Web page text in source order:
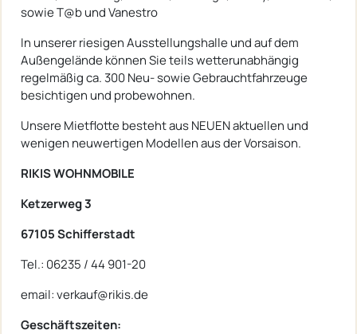
sowie T@b und Vanestro
In unserer riesigen Ausstellungshalle und auf dem
Außengelände können Sie teils wetterunabhängig
regelmäßig ca. 300 Neu- sowie Gebrauchtfahrzeuge
besichtigen und probewohnen.
Unsere Mietflotte besteht aus NEUEN aktuellen und
wenigen neuwertigen Modellen aus der Vorsaison.
RIKIS WOHNMOBILE
Ketzerweg 3
67105 Schifferstadt
Tel.: 06235 / 44 901-20
email: verkauf@rikis.de
Geschäftszeiten: